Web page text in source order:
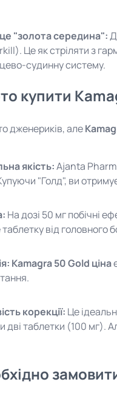
"золота середина":
Це як стріляти з
судинну систему.
купити
дженериків, але
якість:Ajanta
"Голд", ви
На дозі 50 мг побічні
від головного
Kamagra 50 Gold ціна
корекції: Це
дві таблетки (100 мг).